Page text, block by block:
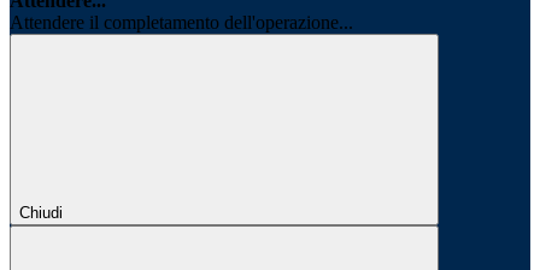
Attendere il completamento dell'operazione...
Chiudi